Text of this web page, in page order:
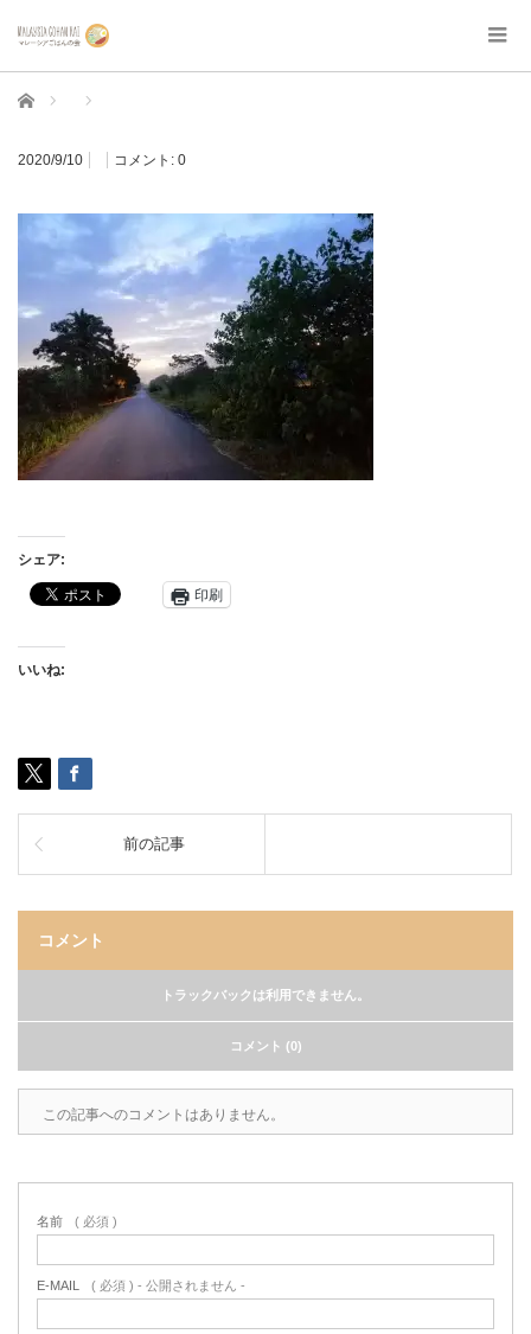
ホーム
2020/9/10 コメント: 0
シェア:
印刷
いいね:
前の記事
コメント
トラックバックは利用できません。
コメント (0)
この記事へのコメントはありません。
名前 ( 必須 )
E-MAIL ( 必須 ) - 公開されません -